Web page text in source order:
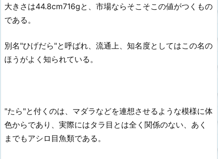
大きさは44.8cm716gと、市場ならそこそこの値がつくもの
である。
別名"ひげだら"と呼ばれ、流通上、知名度としてはこの名の
ほうがよく知られている。
"たら"と付くのは、マダラなどを連想させるような模様に体
色からであり、実際にはタラ目とは全く関係のない、あく
までもアシロ目魚類である。